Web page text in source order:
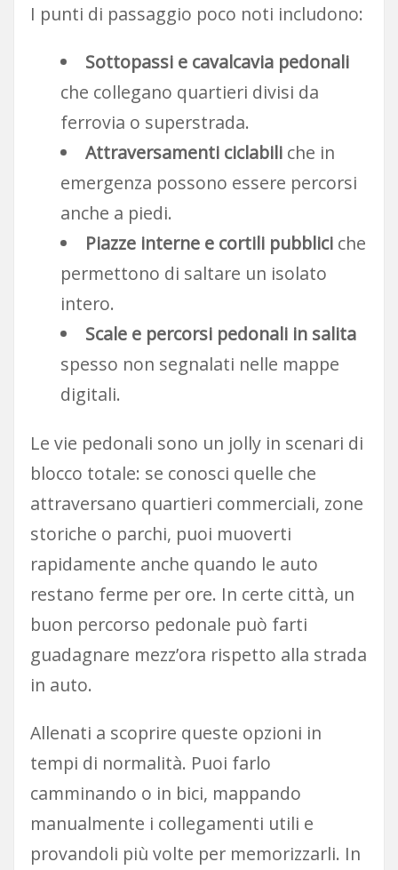
I punti di passaggio poco noti includono:
Sottopassi e cavalcavia pedonali
che collegano quartieri divisi da
ferrovia o superstrada.
Attraversamenti ciclabiliche in
emergenza possono essere percorsi
anche a piedi.
Piazze interne e cortili pubbliciche
permettono di saltare un isolato
intero.
Scale e percorsi pedonali in salita
spesso non segnalati nelle mappe
digitali.
Le vie pedonali sono un jolly in scenari di
blocco totale: se conosci quelle che
attraversano quartieri commerciali, zone
storiche o parchi, puoi muoverti
rapidamente anche quando le auto
restano ferme per ore. In certe città, un
buon percorso pedonale può farti
guadagnare mezz’ora rispetto alla strada
in auto.
Allenati a scoprire queste opzioni in
tempi di normalità. Puoi farlo
camminando o in bici, mappando
manualmente i collegamenti utili e
provandoli più volte per memorizzarli. In